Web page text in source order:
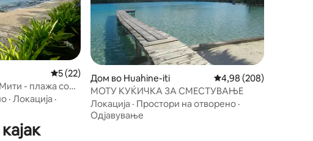
Просечна оцена: 5 од 5, 22 рецензии
5 (22)
- плажа со
· Локација ·
Дом во Huahine-iti Просечна оцена: 4,98
4,98 (208)
МОТУ КУЌИЧКА ЗА СМЕСТУВАЊЕ
Локација · Простори на отворено ·
Одјавување